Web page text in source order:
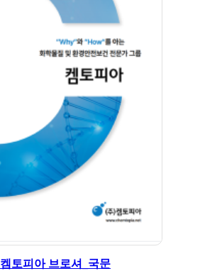
켐토피아 브로셔_국문